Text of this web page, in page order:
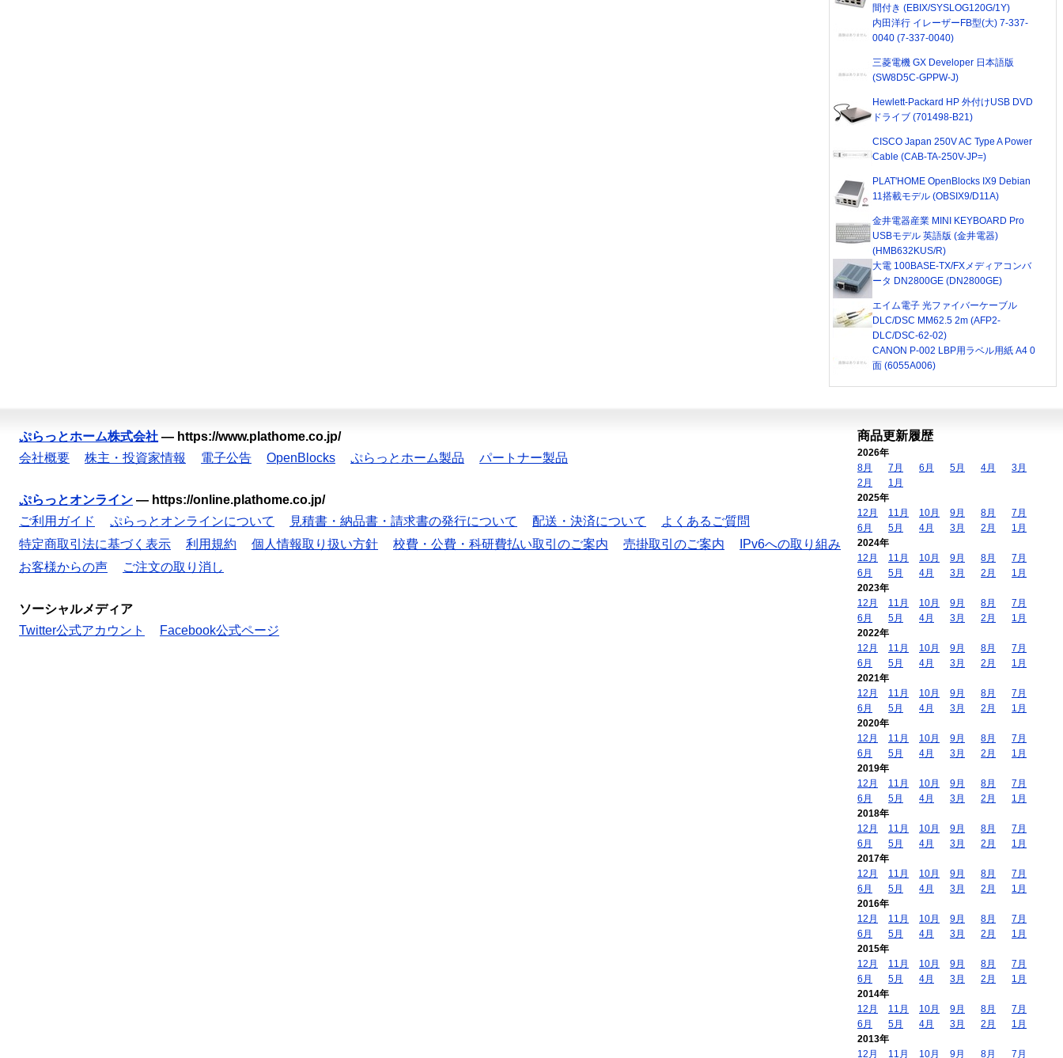
間付き (EBIX/SYSLOG120G/1Y)
内田洋行 イレーザーFB型(大) 7-337-
0040 (7-337-0040)
三菱電機 GX Developer 日本語版
(SW8D5C-GPPW-J)
Hewlett-Packard HP 外付けUSB DVD
ドライブ (701498-B21)
CISCO Japan 250V AC Type A Power
Cable (CAB-TA-250V-JP=)
PLAT'HOME OpenBlocks IX9 Debian
11搭載モデル (OBSIX9/D11A)
金井電器産業 MINI KEYBOARD Pro
USBモデル 英語版 (金井電器)
(HMB632KUS/R)
大電 100BASE-TX/FXメディアコンバ
ータ DN2800GE (DN2800GE)
エイム電子 光ファイバーケーブル
DLC/DSC MM62.5 2m (AFP2-
DLC/DSC-62-02)
CANON P-002 LBP用ラベル用紙 A4 0
面 (6055A006)
ぷらっとホーム株式会社 — https://www.plathome.co.jp/
会社概要
株主・投資家情報 電子公告 OpenBlocks ぷらっとホーム製品 パートナー製品
ぷらっとオンライン — https://online.plathome.co.jp/
ご利用ガイド
ぷらっとオンラインについて 見積書・納品書・請求書の発行について 配送・決済について
よくあるご質問
特定商取引法に基づく表示
利用規約 個人情報取り扱い方針 校費・公費・科研費払い取引のご案内 売掛取引のご案内
IPv6への取り組み
お客様からの声
ご注文の取り消し
ソーシャルメディア
Twitter公式アカウント
Facebook公式ページ
商品更新履歴
2026年
8月
7月 6月 5月 4月
3月
2月
1月
2025年
12月
11月 10月 9月 8月
7月
6月
5月 4月 3月 2月
1月
2024年
12月
11月 10月 9月 8月
7月
6月
5月 4月 3月 2月
1月
2023年
12月
11月 10月 9月 8月
7月
6月
5月 4月 3月 2月
1月
2022年
12月
11月 10月 9月 8月
7月
6月
5月 4月 3月 2月
1月
2021年
12月
11月 10月 9月 8月
7月
6月
5月 4月 3月 2月
1月
2020年
12月
11月 10月 9月 8月
7月
6月
5月 4月 3月 2月
1月
2019年
12月
11月 10月 9月 8月
7月
6月
5月 4月 3月 2月
1月
2018年
12月
11月 10月 9月 8月
7月
6月
5月 4月 3月 2月
1月
2017年
12月
11月 10月 9月 8月
7月
6月
5月 4月 3月 2月
1月
2016年
12月
11月 10月 9月 8月
7月
6月
5月 4月 3月 2月
1月
2015年
12月
11月 10月 9月 8月
7月
6月
5月 4月 3月 2月
1月
2014年
12月
11月 10月 9月 8月
7月
6月
5月 4月 3月 2月
1月
2013年
12月
11月 10月 9月 8月 7月